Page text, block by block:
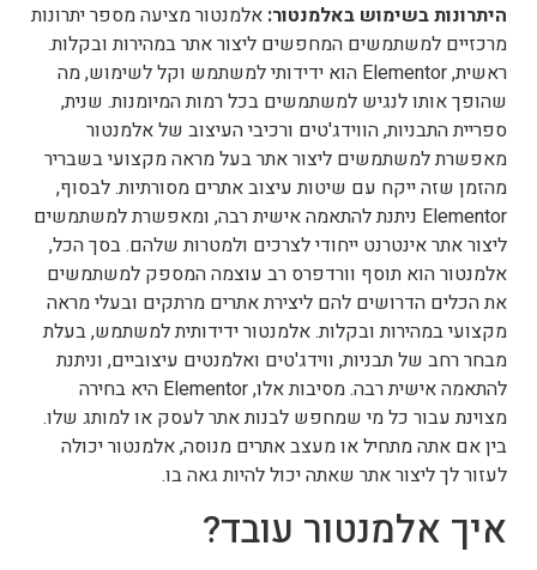
היתרונות בשימוש באלמנטור: אלמנטור מציעה מספר יתרונות
מרכזיים למשתמשים המחפשים ליצור אתר במהירות ובקלות.
ראשית, Elementor הוא ידידותי למשתמש וקל לשימוש, מה
שהופך אותו לנגיש למשתמשים בכל רמות המיומנות. שנית,
ספריית התבניות, הווידג'טים ורכיבי העיצוב של אלמנטור
מאפשרת למשתמשים ליצור אתר בעל מראה מקצועי בשבריר
מהזמן שזה ייקח עם שיטות עיצוב אתרים מסורתיות. לבסוף,
Elementor ניתנת להתאמה אישית רבה, ומאפשרת למשתמשים
ליצור אתר אינטרנט ייחודי לצרכים ולמטרות שלהם. בסך הכל,
אלמנטור הוא תוסף וורדפרס רב עוצמה המספק למשתמשים
את הכלים הדרושים להם ליצירת אתרים מרתקים ובעלי מראה
מקצועי במהירות ובקלות. אלמנטור ידידותית למשתמש, בעלת
מבחר רחב של תבניות, ווידג'טים ואלמנטים עיצוביים, וניתנת
להתאמה אישית רבה. מסיבות אלו, Elementor היא בחירה
מצוינת עבור כל מי שמחפש לבנות אתר לעסק או למותג שלו.
בין אם אתה מתחיל או מעצב אתרים מנוסה, אלמנטור יכולה
לעזור לך ליצור אתר שאתה יכול להיות גאה בו.
איך אלמנטור עובד?